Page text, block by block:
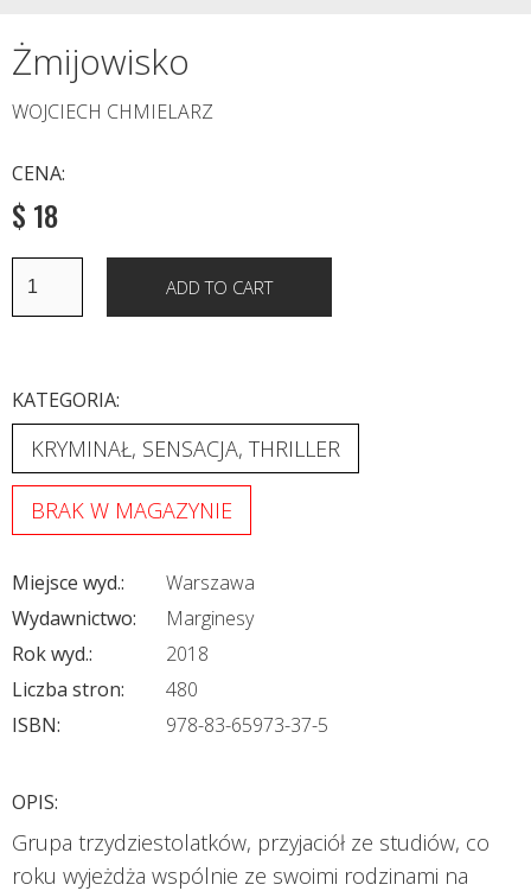
Żmijowisko
WOJCIECH CHMIELARZ
CENA:
$ 18
KATEGORIA:
KRYMINAŁ, SENSACJA, THRILLER
BRAK W MAGAZYNIE
Miejsce wyd.:
Warszawa
Wydawnictwo:
Marginesy
Rok wyd.:
2018
Liczba stron:
480
ISBN:
978-83-65973-37-5
OPIS:
Grupa trzydziestolatków, przyjaciół ze studiów, co
roku wyjeżdża wspólnie ze swoimi rodzinami na